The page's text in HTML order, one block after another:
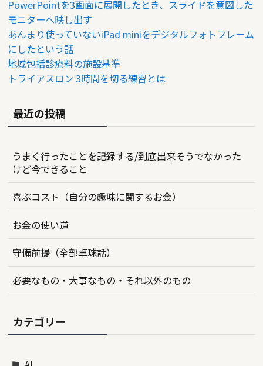
PowerPointを3画面に展開したとき、スライドを意図した
モニターへ映し出す
あんまり使っていないiPad miniをデジタルフォトフレーム
にしたという話
地域包括診療料の施設基準
トライアスロン 3時間を切る練習とは
最近の投稿
うまく行ったことを記録する/到底出来そうでなかった
けど今できること
喜ぶコスト（自分の趣味に関するお金）
お金の使い道
守備前提（全部卓球話）
必要なもの・大事なもの・それ以外のもの
カテゴリー